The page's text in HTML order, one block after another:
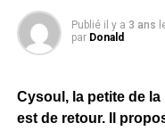
Publié il y a 3 ans
par Donald
Cysoul, la petite de
est de retour. Il